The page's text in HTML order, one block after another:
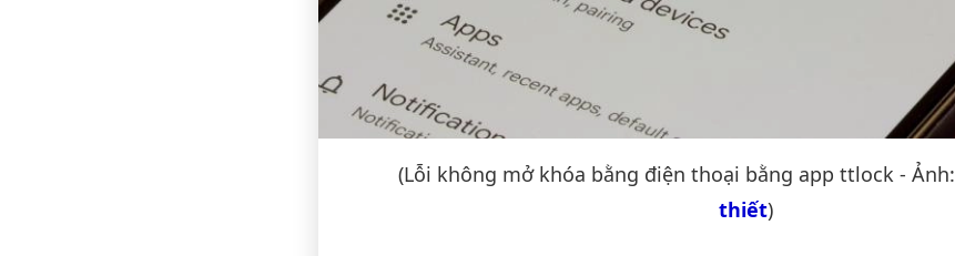
(Lỗi không mở khóa bằng điện thoại bằng app ttlock - Ảnh:
thiết)